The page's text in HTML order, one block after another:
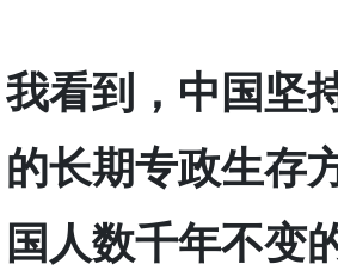
我看到，中国坚
的长期专政生存
国人数千年不变